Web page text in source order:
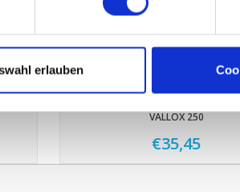
erlauben
VALLOX 250
€35,45